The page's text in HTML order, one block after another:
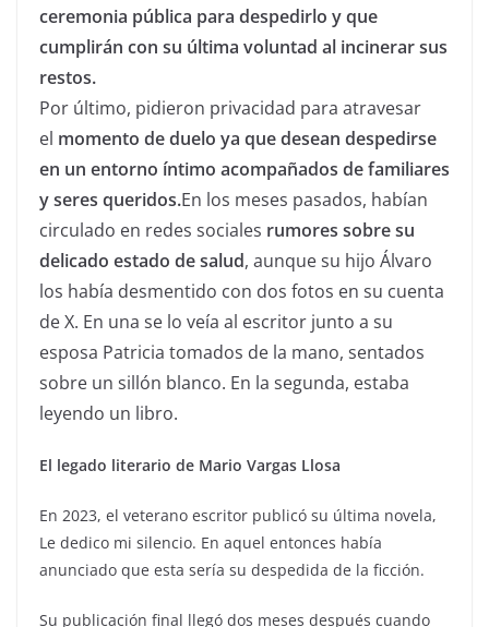
ceremonia pública para despedirlo y que
cumplirán con su última voluntad al incinerar sus
restos.
Por último, pidieron privacidad para atravesar
el momento de duelo ya que desean despedirse
en un entorno íntimo acompañados de familiares
y seres queridos.En los meses pasados, habían
circulado en redes sociales rumores sobre su
delicado estado de salud, aunque su hijo Álvaro
los había desmentido con dos fotos en su cuenta
de X. En una se lo veía al escritor junto a su
esposa Patricia tomados de la mano, sentados
sobre un sillón blanco. En la segunda, estaba
leyendo un libro.
El legado literario de Mario Vargas Llosa
En 2023, el veterano escritor publicó su última novela,
Le dedico mi silencio. En aquel entonces había
anunciado que esta sería su despedida de la ficción.
Su publicación final llegó dos meses después cuando